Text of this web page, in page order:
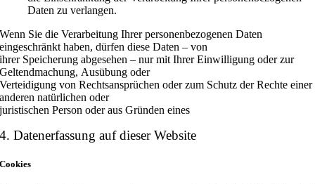
Daten zu verlangen.
Wenn Sie die Verarbeitung Ihrer personenbezogenen Daten
eingeschränkt haben, dürfen diese Daten – von
ihrer Speicherung abgesehen – nur mit Ihrer Einwilligung oder zur
Geltendmachung, Ausübung oder
Verteidigung von Rechtsansprüchen oder zum Schutz der Rechte einer
anderen natürlichen oder
juristischen Person oder aus Gründen eines
4. Datenerfassung auf dieser Website
Cookies